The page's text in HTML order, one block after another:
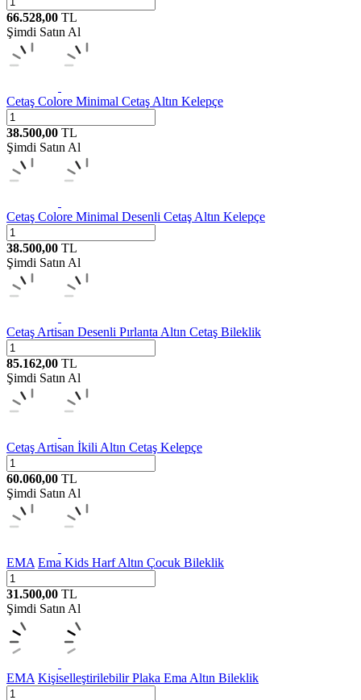
66.528,00 TL
Şimdi Satın Al
Cetaş Colore Minimal Cetaş Altın Kelepçe
38.500,00 TL
Şimdi Satın Al
Cetaş Colore Minimal Desenli Cetaş Altın Kelepçe
38.500,00 TL
Şimdi Satın Al
Cetaş Artisan Desenli Pırlanta Altın Cetaş Bileklik
85.162,00 TL
Şimdi Satın Al
Cetaş Artisan İkili Altın Cetaş Kelepçe
60.060,00 TL
Şimdi Satın Al
EMA Ema Kids Harf Altın Çocuk Bileklik
31.500,00 TL
Şimdi Satın Al
EMA Kişiselleştirilebilir Plaka Ema Altın Bileklik